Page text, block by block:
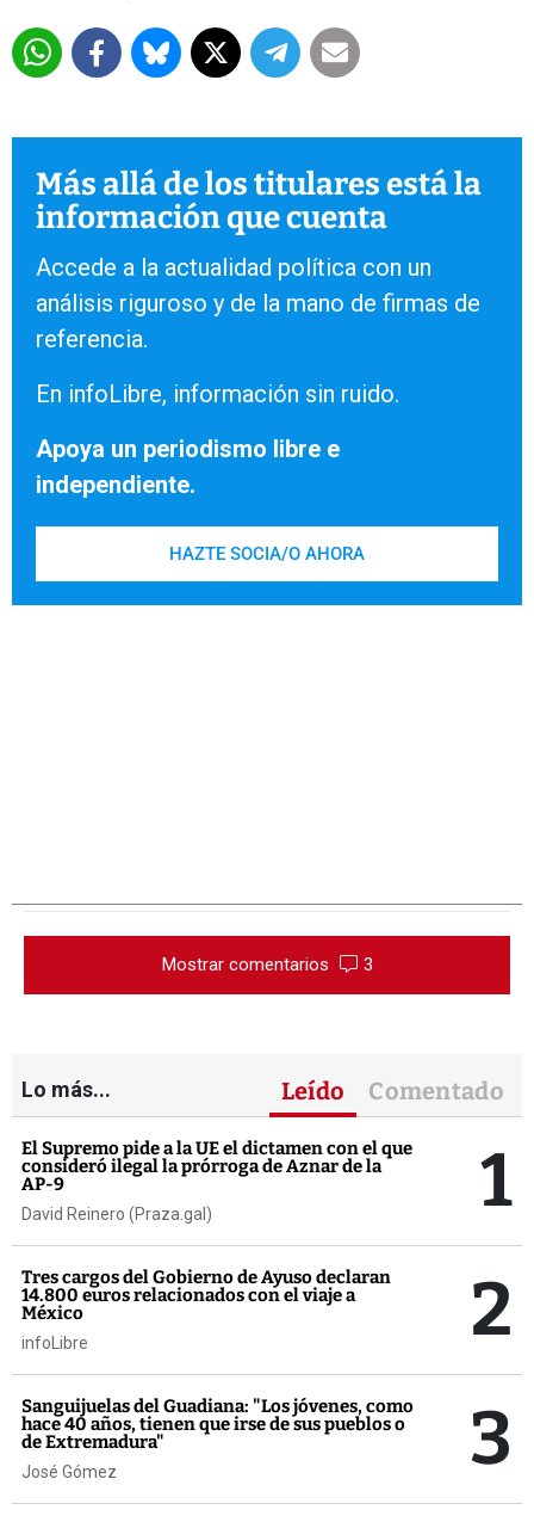
Más allá de los titulares está la
información que cuenta
Accede a la actualidad política con un
análisis riguroso y de la mano de firmas de
referencia.
En infoLibre, información sin ruido.
Apoya un periodismo libre e
independiente.
HAZTE SOCIA/O AHORA
Mostrar comentarios 3
Lo más... Leído Comentado
El Supremo pide a la UE el dictamen con el que
consideró ilegal la prórroga de Aznar de la
AP-9
David Reinero (Praza.gal) 1
Tres cargos del Gobierno de Ayuso declaran
14.800 euros relacionados con el viaje a
México
infoLibre 2
Sanguijuelas del Guadiana: "Los jóvenes, como
hace 40 años, tienen que irse de sus pueblos o
de Extremadura"
José Gómez 3